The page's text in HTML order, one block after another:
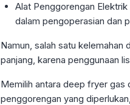
Alat Penggorengan
dalam pengoperasian dan
Namun, salah satu
panjang, karena penggunaan
Memilih antara deep fryer
penggorengan yang